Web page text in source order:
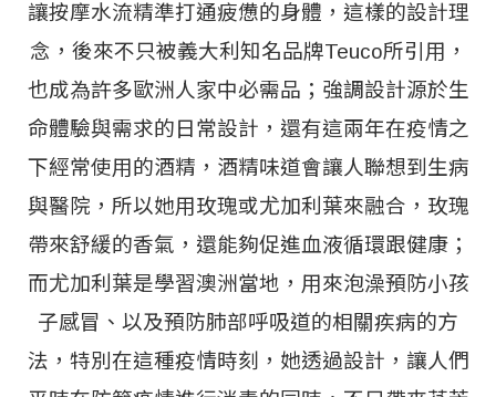
讓按摩水流精準打通疲憊的身體，這樣的設計理
念，後來不只被義大利知名品牌Teuco所引用，
也成為許多歐洲人家中必需品；強調設計源於生
命體驗與需求的日常設計，還有這兩年在疫情之
下經常使用的酒精，酒精味道會讓人聯想到生病
與醫院，所以她用玫瑰或尤加利葉來融合，玫瑰
帶來舒緩的香氣，還能夠促進血液循環跟健康；
而尤加利葉是學習澳洲當地，用來泡澡預防小孩
子感冒、以及預防肺部呼吸道的相關疾病的方
法，特別在這種疫情時刻，她透過設計，讓人們